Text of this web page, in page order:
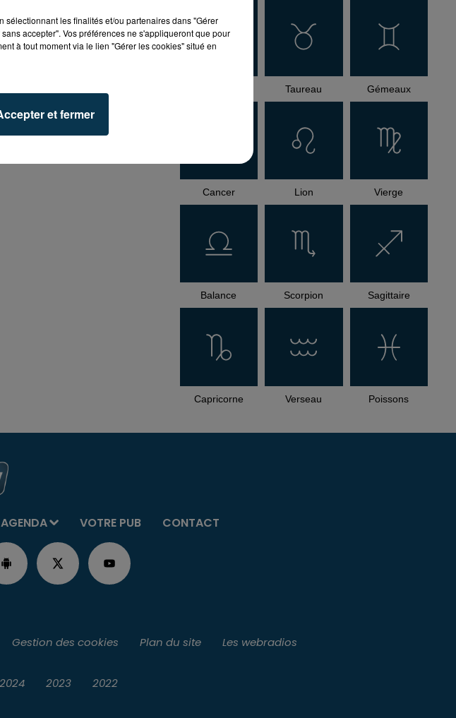
Taureau Gémeaux
Cancer Lion Vierge
Balance Scorpion Sagittaire
Capricorne Verseau Poissons
AGENDA VOTRE PUB CONTACT
Gestion des cookies Plan du site Les webradios
2024 2023 2022
sélectionnant les finalités et/ou partenaires dans "Gérer
accepter". Vos préférences ne s'appliqueront que pour
à tout moment via le lien "Gérer les cookies" situé en
et fermer